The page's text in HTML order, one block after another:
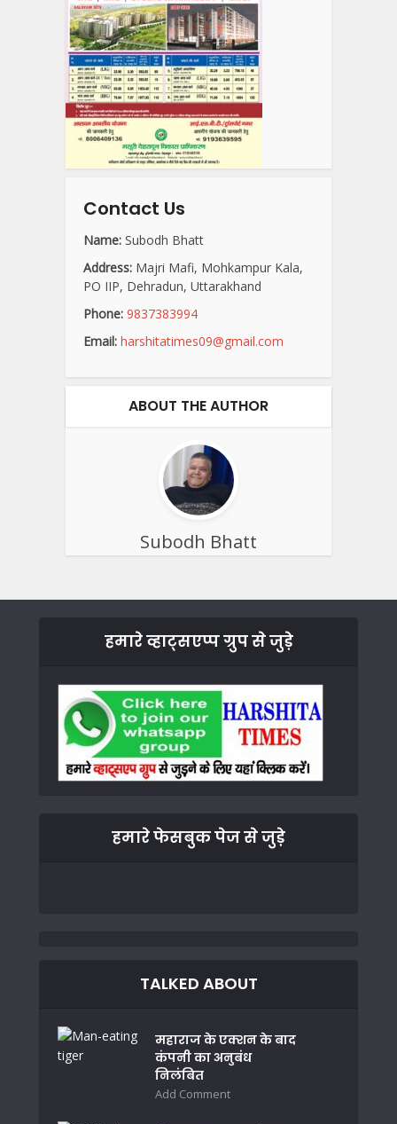
Contact Us
Name: Subodh Bhatt
Address: Majri Mafi, Mohkampur Kala,
PO IIP, Dehradun, Uttarakhand
Phone: 9837383994
Email: harshitatimes09@gmail.com
ABOUT THE AUTHOR
Subodh Bhatt
हमारे व्हाट्सएप्प ग्रुप से जुड़े
हमारे फेसबुक पेज से जुड़े
TALKED ABOUT
महाराज के एक्शन के बाद
कंपनी का अनुबंध
निलंबित
Add Comment